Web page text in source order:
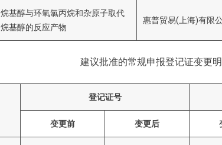
烷基醇与环氧氯丙烷和杂原子取代
烷基醇的反应产物
惠普贸易(上海)有限
建议批准的常规申报登记证变更
登记证号
变更前
变更后